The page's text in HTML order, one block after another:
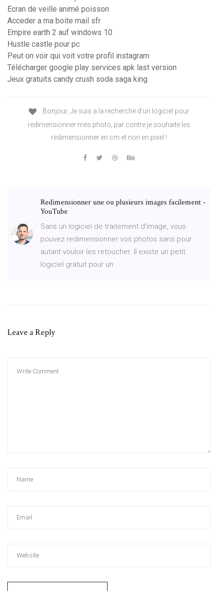
Ecran de veille animé poisson
Acceder a ma boite mail sfr
Empire earth 2 auf windows 10
Hustle castle pour pc
Peut on voir qui voit votre profil instagram
Télécharger google play services apk last version
Jeux gratuits candy crush soda saga king
Bonjour, Je suis a la recherche d'un logiciel pour
redimensionner mes photo, par contre je souhaite les
redimensionner en cm et non en pixel !
Redimensionner une ou plusieurs images facilement -
YouTube
Sans un logiciel de traitement d'image, vous
pouvez redimensionner vos photos sans pour
autant vouloir les retoucher. Il existe un petit
logiciel gratuit pour un
Leave a Reply